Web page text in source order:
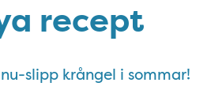
recept
slipp krångel i sommar!